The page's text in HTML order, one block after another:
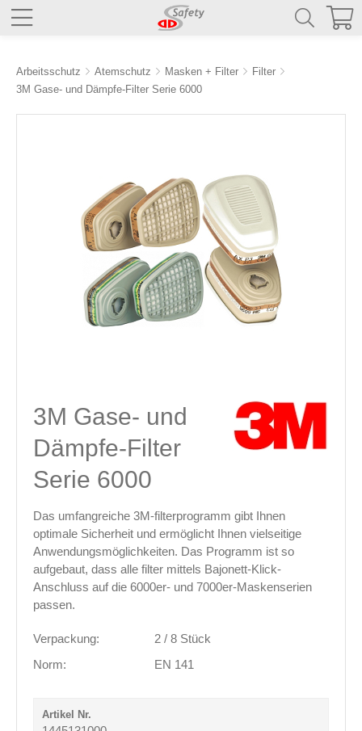
Arbeitsschutz Atemschutz Masken + Filter
Filter
3M Gase- und Dämpfe-Filter Serie 6000
3M Gase- und
Dämpfe-Filter
Serie 6000
Das umfangreiche 3M-filterprogramm gibt Ihnen
optimale Sicherheit und ermöglicht Ihnen vielseitige
Anwendungsmöglichkeiten. Das Programm ist so
aufgebaut, dass alle filter mittels Bajonett-Klick-
Anschluss auf die 6000er- und 7000er-Maskenserien
passen.
Verpackung:
2 / 8 Stück
Norm:
EN 141